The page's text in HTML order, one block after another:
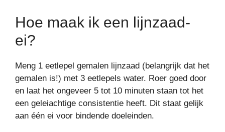
Hoe maak ik een lijnzaad-
ei?
Meng 1 eetlepel gemalen lijnzaad (belangrijk dat het
gemalen is!) met 3 eetlepels water. Roer goed door
en laat het ongeveer 5 tot 10 minuten staan tot het
een geleiachtige consistentie heeft. Dit staat gelijk
aan één ei voor bindende doeleinden.